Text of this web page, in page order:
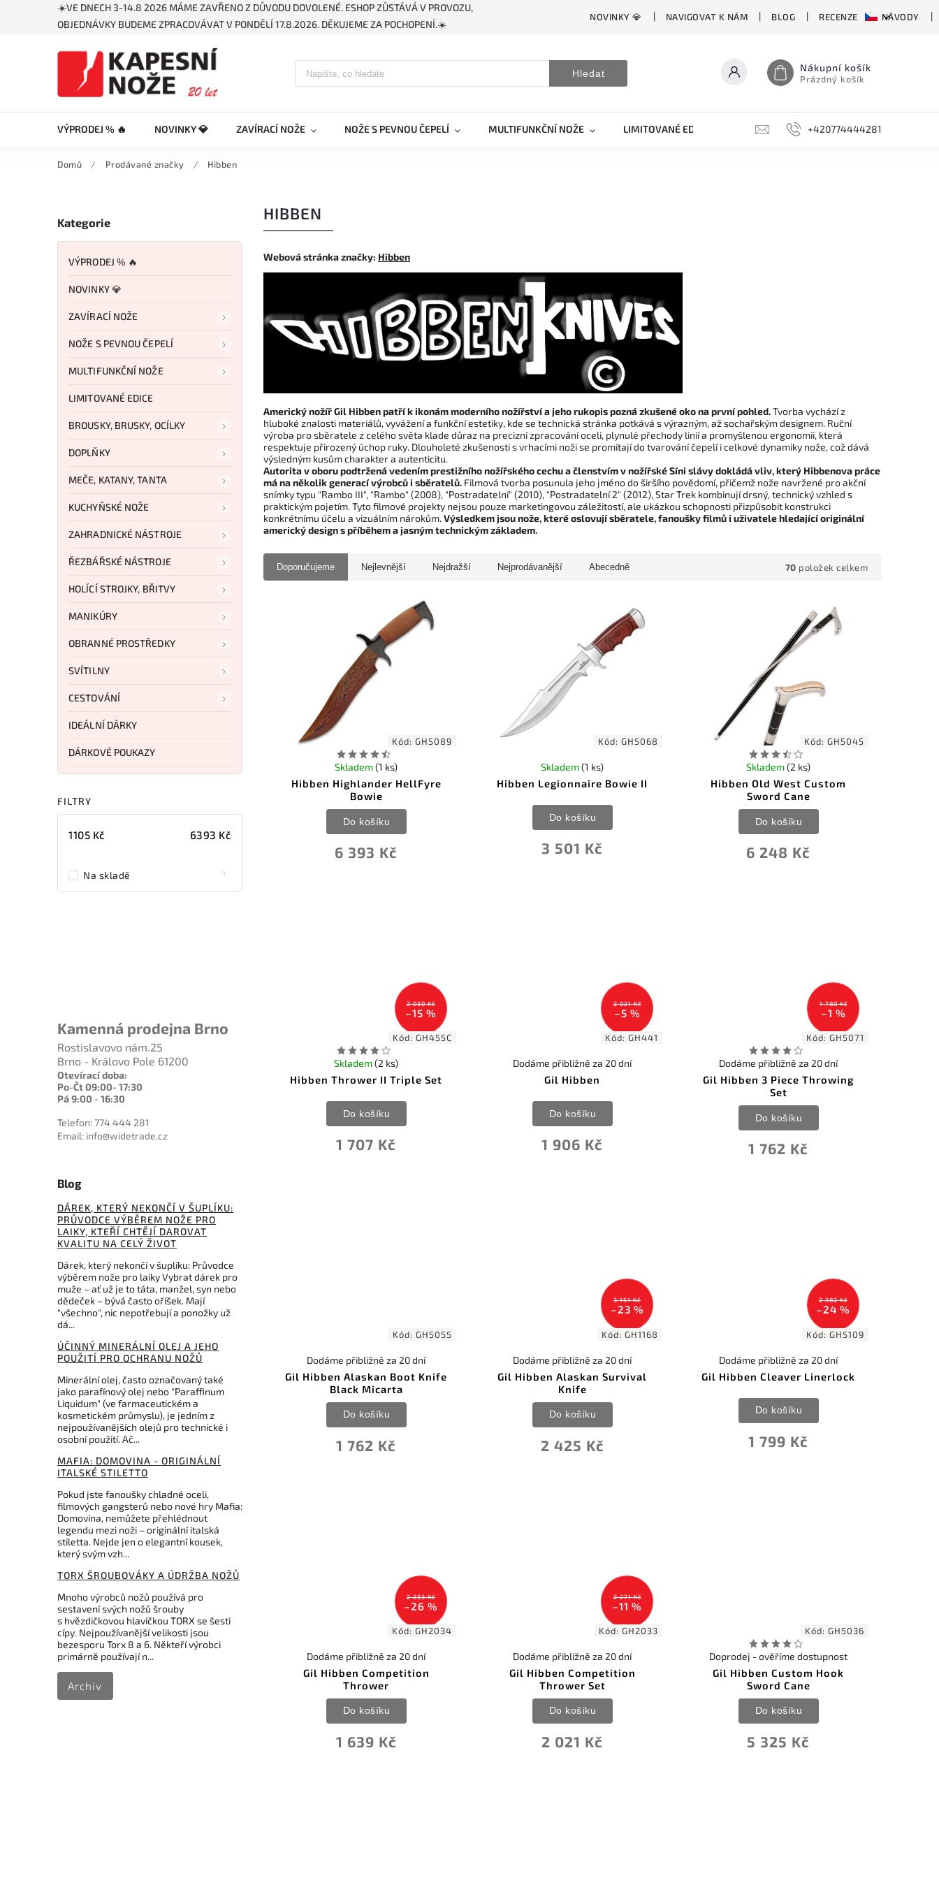
☀️VE DNECH 3-14.8 2026 MÁME ZAVŘENO Z DŮVODU DOVOLENÉ. ESHOP ZŮSTÁVÁ V PROVOZU,
OBJEDNÁVKY BUDEME ZPRACOVÁVAT V PONDĚLÍ 17.8.2026. DĚKUJEME ZA POCHOPENÍ.☀️
NOVINKY 💎 NAVIGOVAT K NÁM BLOG RECENZE NÁVODY
Hledat Nákupní košík
Prázdný košík
VÝPRODEJ % 🔥 NOVINKY 💎 ZAVÍRACÍ NOŽE NOŽE S PEVNOU ČEPELÍ MULTIFUNKČNÍ NOŽE LIMITOVANÉ EDICE BROUSKY, BRUSKY, OCÍLKY
+420774444281
Domů / Prodávané značky / Hibben
Kategorie
VÝPRODEJ % 🔥
NOVINKY 💎
ZAVÍRACÍ NOŽE
NOŽE S PEVNOU ČEPELÍ
MULTIFUNKČNÍ NOŽE
LIMITOVANÉ EDICE
BROUSKY, BRUSKY, OCÍLKY
DOPLŇKY
MEČE, KATANY, TANTA
KUCHYŇSKÉ NOŽE
ZAHRADNICKÉ NÁSTROJE
ŘEZBÁŘSKÉ NÁSTROJE
HOLÍCÍ STROJKY, BŘITVY
MANIKÚRY
OBRANNÉ PROSTŘEDKY
SVÍTILNY
CESTOVÁNÍ
IDEÁLNÍ DÁRKY
DÁRKOVÉ POUKAZY
FILTRY
1105 Kč 6393 Kč
Na skladě 4
Kamenná prodejna Brno
Rostislavovo nám.25
Brno - Královo Pole 61200
Otevírací doba:
Po-Čt 09:00- 17:30
Pá 9:00 - 16:30
Telefon: 774 444 281
Email: info@widetrade.cz
Blog
DÁREK, KTERÝ NEKONČÍ V ŠUPLÍKU:
PRŮVODCE VÝBĚREM NOŽE PRO
LAIKY, KTEŘÍ CHTĚJÍ DAROVAT
KVALITU NA CELÝ ŽIVOT
Dárek, který nekončí v šuplíku: Průvodce
výběrem nože pro laiky Vybrat dárek pro
muže – ať už je to táta, manžel, syn nebo
dědeček – bývá často oříšek. Mají
"všechno", nic nepotřebují a ponožky už
dá...
ÚČINNÝ MINERÁLNÍ OLEJ A JEHO
POUŽITÍ PRO OCHRANU NOŽŮ
Minerální olej, často označovaný také
jako parafínový olej nebo "Paraffinum
Liquidum" (ve farmaceutickém a
kosmetickém průmyslu), je jedním z
nejpoužívanějších olejů pro technické i
osobní použití. Ač...
MAFIA: DOMOVINA - ORIGINÁLNÍ
ITALSKÉ STILETTO
Pokud jste fanoušky chladné oceli,
filmových gangsterů nebo nové hry Mafia:
Domovina, nemůžete přehlédnout
legendu mezi noži – originální italská
stiletta. Nejde jen o elegantní kousek,
který svým vzh...
TORX ŠROUBOVÁKY A ÚDRŽBA NOŽŮ
Mnoho výrobců nožů používá pro
sestavení svých nožů šrouby
s hvězdičkovou hlavičkou TORX se šesti
cípy. Nejpoužívanější velikosti jsou
bezesporu Torx 8 a 6. Někteří výrobci
primárně používají n...
Archiv
HIBBEN
Webová stránka značky: Hibben
Americký nožíř Gil Hibben patří k ikonám moderního nožířství a jeho rukopis pozná zkušené oko na první pohled.Tvorba vychází z
hluboké znalosti materiálů, vyvážení a funkční estetiky, kde se technická stránka potkává s výrazným, až sochařským designem. Ruční
výroba pro sběratele z celého světa klade důraz na precizní zpracování oceli, plynulé přechody linií a promyšlenou ergonomii, která
respektuje přirozený úchop ruky. Dlouholeté zkušenosti s vrhacími noži se promítají do tvarování čepelí i celkové dynamiky nože, což dává
výsledným kusům charakter a autenticitu.
Autorita v oboru podtržená vedením prestižního nožířského cechu a členstvím v nožířské Síni slávy dokládá vliv, který Hibbenova práce
má na několik generací výrobců i sběratelů. Filmová tvorba posunula jeho jméno do širšího povědomí, přičemž nože navržené pro akční
snímky typu "Rambo III", "Rambo" (2008), "Postradatelní" (2010), "Postradatelní 2" (2012), Star Trek kombinují drsný, technický vzhled s
praktickým pojetím. Tyto filmové projekty nejsou pouze marketingovou záležitostí, ale ukázkou schopnosti přizpůsobit konstrukci
konkrétnímu účelu a vizuálním nárokům.Výsledkem jsou nože, které oslovují sběratele, fanoušky filmů i uživatele hledající originální
americký design s příběhem a jasným technickým základem.
Doporučujeme Nejlevnější Nejdražší Nejprodávanější Abecedně 70 položek celkem
Kód:GH5089
Hibben Highlander HellFyre
Bowie
Skladem(1 ks)
6 393 Kč
Do košíku
Kód:GH5068
Hibben Legionnaire Bowie II
Skladem(1 ks)
3 501 Kč
Do košíku
Kód:GH5045
Hibben Old West Custom
Sword Cane
Skladem(2 ks)
6 248 Kč
Do košíku
2 030 Kč
–15 %
Kód:GH455C
Hibben Thrower II Triple Set
Skladem(2 ks)
1 707 Kč
Do košíku
2 021 Kč
–5 %
Kód:GH441
Gil Hibben
Dodáme přibližně za 20 dní
1 906 Kč
Do košíku
1 780 Kč
–1 %
Kód:GH5071
Gil Hibben 3 Piece Throwing
Set
Dodáme přibližně za 20 dní
1 762 Kč
Do košíku
Kód:GH5055
Gil Hibben Alaskan Boot Knife
Black Micarta
Dodáme přibližně za 20 dní
1 762 Kč
Do košíku
3 151 Kč
–23 %
Kód:GH1168
Gil Hibben Alaskan Survival
Knife
Dodáme přibližně za 20 dní
2 425 Kč
Do košíku
2 382 Kč
–24 %
Kód:GH5109
Gil Hibben Cleaver Linerlock
Dodáme přibližně za 20 dní
1 799 Kč
Do košíku
2 233 Kč
–26 %
Kód:GH2034
Gil Hibben Competition
Thrower
Dodáme přibližně za 20 dní
1 639 Kč
Do košíku
2 271 Kč
–11 %
Kód:GH2033
Gil Hibben Competition
Thrower Set
Dodáme přibližně za 20 dní
2 021 Kč
Do košíku
Kód:GH5036
Gil Hibben Custom Hook
Sword Cane
Doprodej - ověříme dostupnost
5 325 Kč
Do košíku